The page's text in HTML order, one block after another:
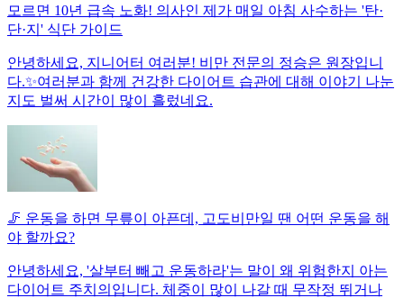
모르면 10년 급속 노화! 의사인 제가 매일 아침 사수하는 '탄·
단·지' 식단 가이드
안녕하세요, 지니어터 여러분! 비만 전문의 정승은 원장입니
다.✨여러분과 함께 건강한 다이어트 습관에 대해 이야기 나눈
지도 벌써 시간이 많이 흘렀네요.
🦵 운동을 하면 무릎이 아픈데, 고도비만일 땐 어떤 운동을 해
야 할까요?
안녕하세요, '살부터 빼고 운동하라'는 말이 왜 위험한지 아는
다이어트 주치의입니다. 체중이 많이 나갈 때 무작정 뛰거나